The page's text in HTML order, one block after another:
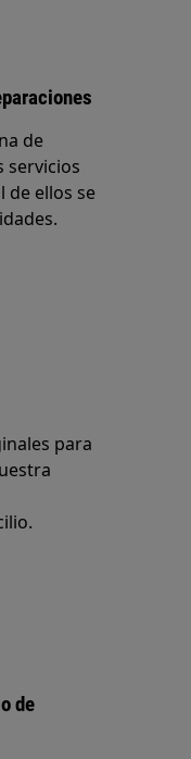
de
servicios
de ellos se
para
de